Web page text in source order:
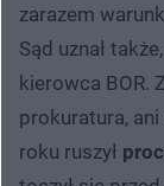
zarazem
Sąd uznał
kierowca BOR.
prokuratura,
roku ruszył